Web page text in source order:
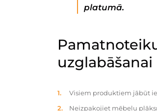
platumā.
uzglabāšanai
Visiem produktiem jābūt
Neizpakojiet mēbeļu